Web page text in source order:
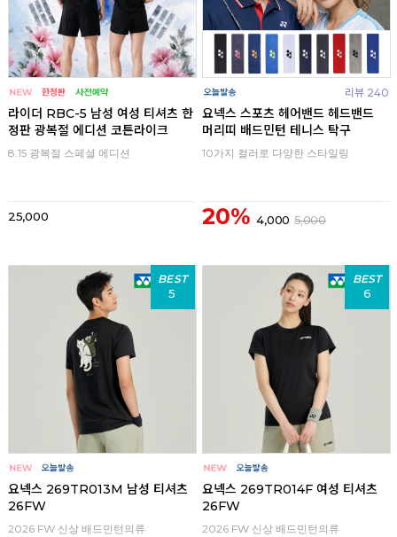
라이더 RBC-5 남성 여성 티셔츠 한
정판 광복절 에디션 코튼라이크
8.15 광복절 스페셜 에디션
25,000
리뷰 240
요넥스 스포츠 헤어밴드 헤드밴드
머리띠 배드민턴 테니스 탁구
10가지 컬러로 다양한 스타일링
20% 4,000 5,000
BEST
5
요넥스 269TR013M 남성 티셔츠
26FW
2026 FW 신상 배드민턴의류
BEST
6
요넥스 269TR014F 여성 티셔츠
26FW
2026 FW 신상 배드민턴의류